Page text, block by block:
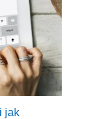
jak